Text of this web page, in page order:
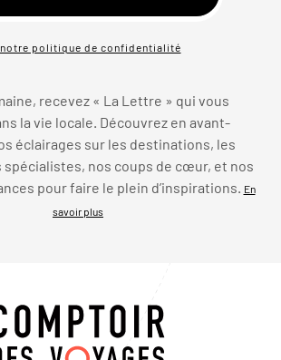
politique de confidentialité
recevez « La Lettre » qui vous
la vie locale. Découvrez en avant-
éclairages sur les destinations, les
spécialistes, nos coups de cœur, et nos
pour faire le plein d’inspirations.
En
savoir plus